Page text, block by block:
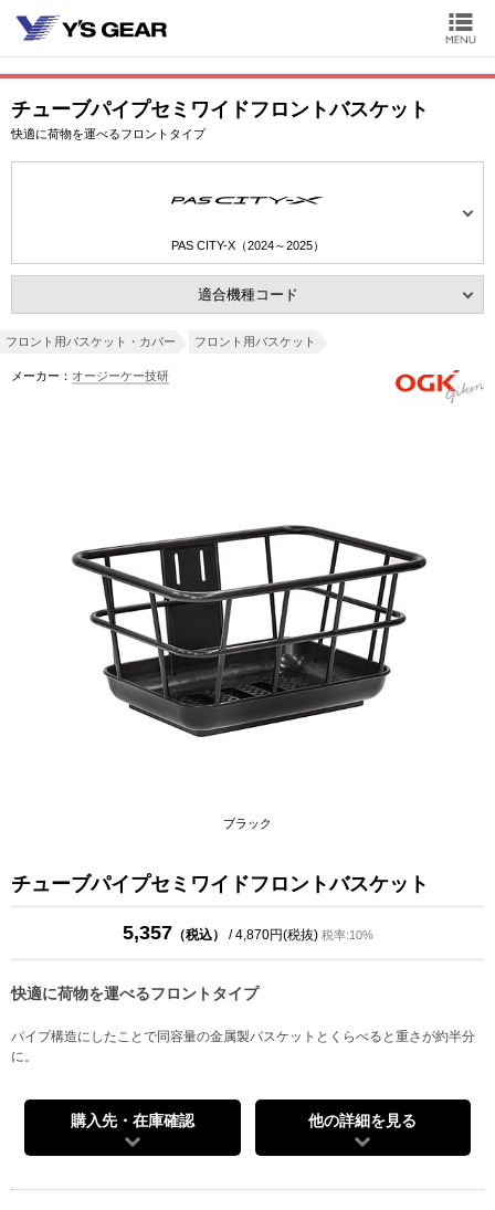
チューブパイプセミワイドフロントバスケット
快適に荷物を運べるフロントタイプ
PAS CITY-X（2024～2025）
適合機種コード
フロント用バスケット・カバー フロント用バスケット
メーカー： オージーケー技研
ブラック
チューブパイプセミワイドフロントバスケット
5,357 （税込） / 4,870円(税抜) 税率:10%
快適に荷物を運べるフロントタイプ
パイプ構造にしたことで同容量の金属製バスケットとくらべると重さが約半分
に。
購入先・在庫確認 他の詳細を見る